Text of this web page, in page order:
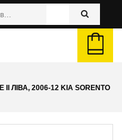
ЛІВА, 2006-12 KIA SORENTO